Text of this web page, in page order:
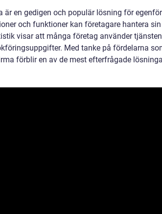
är en gedigen och populär lösning för
och funktioner kan företagare hantera
visar att många företag använder
Med tanke på fördelarna
förblir en av de mest efterfrågade